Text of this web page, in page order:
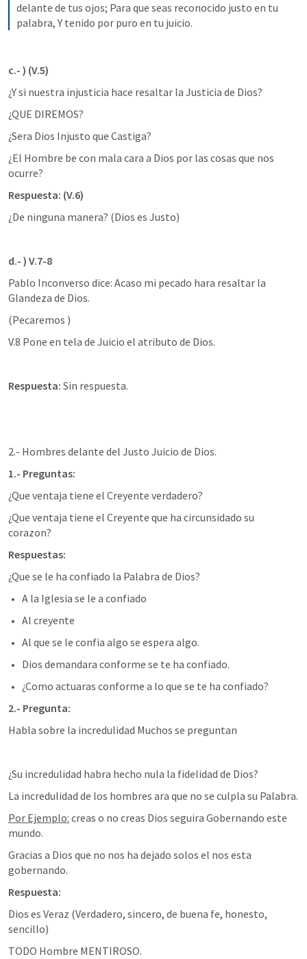
delante de tus ojos; Para que seas reconocido justo en tu
palabra, Y tenido por puro en tu juicio.
c.- ) (V.5)
¿Y si nuestra injusticia hace resaltar la Justicia de Dios?
¿QUE DIREMOS?
¿Sera Dios Injusto que Castiga?
¿El Hombre be con mala cara a Dios por las cosas que nos
ocurre?
Respuesta: (V.6)
¿De ninguna manera? (Dios es Justo)
d.- ) V.7-8
Pablo Inconverso dice: Acaso mi pecado hara resaltar la
Glandeza de Dios.
(Pecaremos )
V.8 Pone en tela de Juicio el atributo de Dios.
Respuesta: Sin respuesta.
2.- Hombres delante del Justo Juicio de Dios.
1.- Preguntas:
¿Que ventaja tiene el Creyente verdadero?
¿Que ventaja tiene el Creyente que ha circunsidado su
corazon?
Respuestas:
¿Que se le ha confiado la Palabra de Dios?
A la Iglesia se le a confiado
Al creyente
Al que se le confia algo se espera algo.
Dios demandara conforme se te ha confiado.
¿Como actuaras conforme a lo que se te ha confiado?
2.- Pregunta:
Habla sobre la incredulidad Muchos se preguntan
¿Su incredulidad habra hecho nula la fidelidad de Dios?
La incredulidad de los hombres ara que no se culpla su Palabra.
Por Ejemplo: creas o no creas Dios seguira Gobernando este
mundo.
Gracias a Dios que no nos ha dejado solos el nos esta
gobernando.
Respuesta:
Dios es Veraz (Verdadero, sincero, de buena fe, honesto,
sencillo)
TODO Hombre MENTIROSO.